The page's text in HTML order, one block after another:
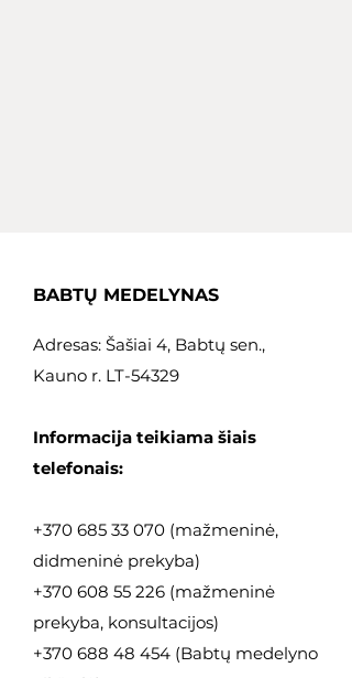
BABTŲ MEDELYNAS
Adresas: Šašiai 4, Babtų sen.,
Kauno r. LT-54329
Informacija teikiama šiais
telefonais:
+370 685 33 070 (mažmeninė,
didmeninė prekyba)
+370 608 55 226 (mažmeninė
prekyba, konsultacijos)
+370 688 48 454 (Babtų medelyno